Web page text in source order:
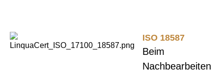
ISO 18587
Beim
Nachbearbeiten